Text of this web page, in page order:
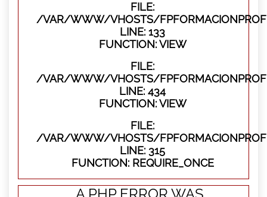
FILE:
/VAR/WWW/VHOSTS/
LINE: 133
FUNCTION: VIEW
FILE:
/VAR/WWW/VHOSTS/
LINE: 434
FUNCTION: VIEW
FILE:
/VAR/WWW/VHOSTS/
LINE: 315
FUNCTION: REQUIRE_ONCE